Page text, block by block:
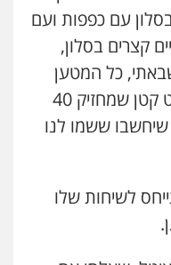
עם כפפות ועם
קצרים בסלון,
כל המטען
היה מוכן. שמעון הביא לי מגנט קטן שמחזיק 40
ששמו לנו
לשיחות שלו